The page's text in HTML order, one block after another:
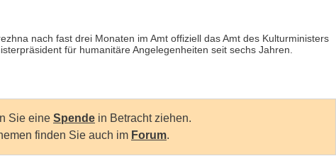
nach fast drei Monaten im Amt offiziell das Amt des Kulturministers
für humanitäre Angelegenheiten seit sechs Jahren.
Sie eine Spende in Betracht ziehen.
finden Sie auch im Forum.